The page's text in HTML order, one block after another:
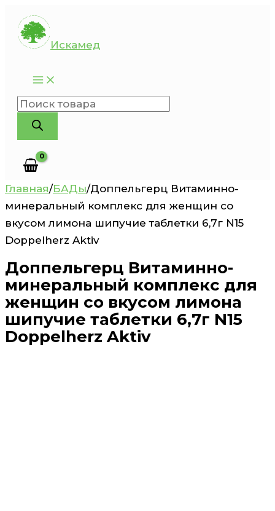
Перейти
содержимому
Искамед
Поиск
товаров
Главная/БАДы/Доппельгерц Витаминно-
минеральный комплекс для женщин со
вкусом лимона шипучие таблетки 6,7г N15
Doppelherz Aktiv
Доппельгерц Витаминно-
минеральный комплекс для
женщин со вкусом лимона
шипучие таблетки 6,7г N15
Doppelherz Aktiv